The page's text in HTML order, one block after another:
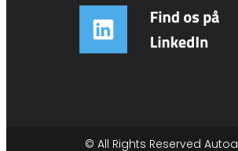
© All Rights Reserved